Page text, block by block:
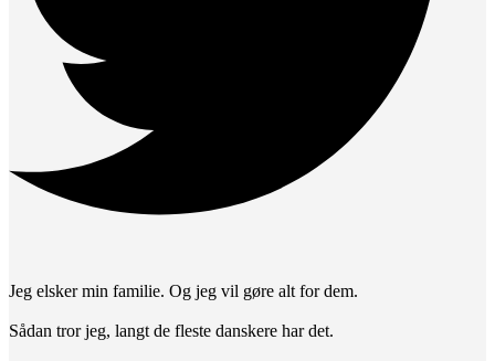
Jeg elsker min familie. Og jeg vil gøre alt for dem.
Sådan tror jeg, langt de fleste danskere har det.